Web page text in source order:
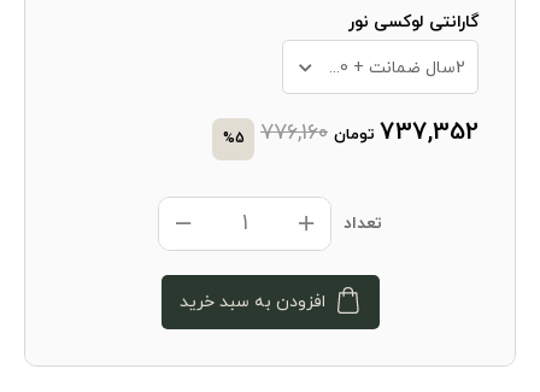
گارانتی لوکسی نور
2سال ضمانت + 10 سال خدمات پس از فروش
737,352 تومان 776,160
%5
تعداد
افزودن به سبد خرید